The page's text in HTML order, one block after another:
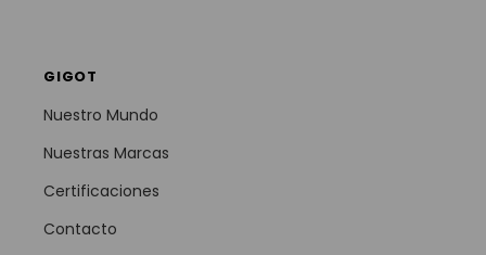
GIGOT
Nuestro Mundo
Nuestras Marcas
Certificaciones
Contacto